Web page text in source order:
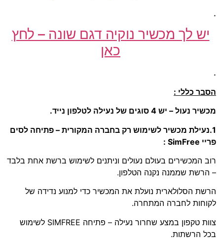
.
יש לך מכשיר נוקיה דגם שונה – לחץ
כאן
.
הסבר כללי :
מכשיר נעול – יש 4 סוגים של נעילה לטלפון נייד.
1.נעילת מכשיר לשימוש רק בחברה המקורית – פתיחה לסים
פריי SimFree :
רוב המכשירים בעולם נעולים וניתנים לשימוש ברשת אחת בלבד
– הרשת שממנה נקנה הטלפון.
הרשת הסלולארית נועלת את המכשיר כדי למנוע נדידה של
לקוחות לחברה המתחרה.
צוות טקפון במצע שחרור נעילה – פתיחה SIMFREE לשימוש
בכל הרשתות.